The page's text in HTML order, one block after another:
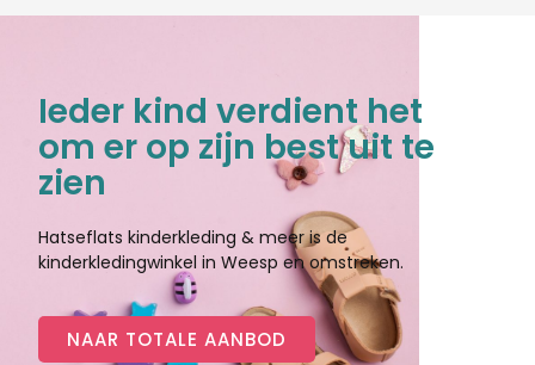
Ieder kind verdient het
om er op zijn best uit te
zien
Hatseflats kinderkleding & meer is de
kinderkledingwinkel in Weesp en omstreken.
NAAR TOTALE AANBOD